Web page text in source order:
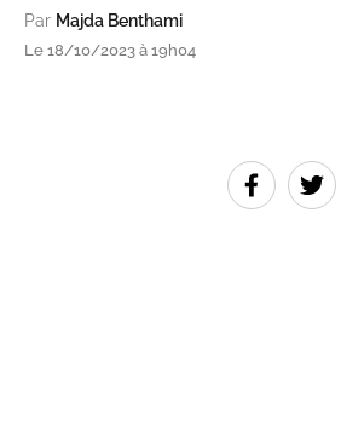
Par Majda Benthami
Le 18/10/2023 à 19h04